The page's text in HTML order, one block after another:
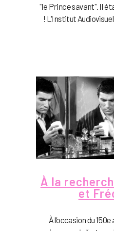
"le Prince savant". Il
! L'Institut
À la
et
À l’occasion du